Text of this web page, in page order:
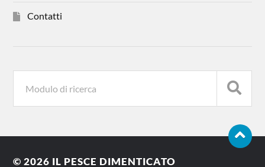
Contatti
© 2026 IL PESCE DIMENTICATO